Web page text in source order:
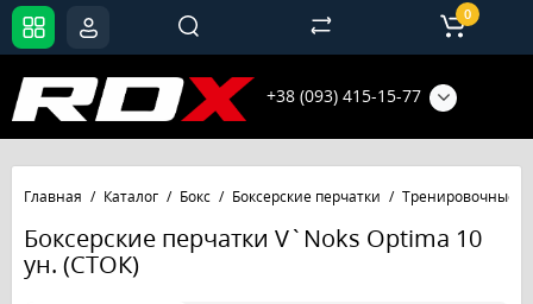
+38 (093) 415-15-77
0
Главная Каталог Бокс Боксерские перчатки Тренировочные
Боксерские перчатки V`Noks Optima 10
ун. (СТОК)